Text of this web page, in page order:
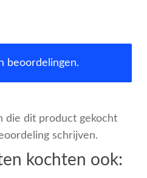
beoordelingen.
die dit product gekocht
schrijven.
kochten ook: